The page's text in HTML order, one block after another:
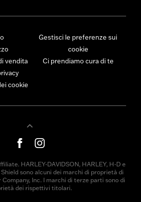
vendita
cookie
Gestisci le preferenze sui
cookie
Ci prendiamo cura di te
HARLEY-DAVIDSON, HARLEY, H-D e
sono alcuni dei marchi di proprietà di
Inc. I marchi di terze parti sono di
dei rispettivi titolari.